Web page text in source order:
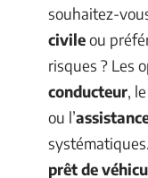
souhaitez-
civileou
risques ? Les
conducteur,
ou l’
prêt de